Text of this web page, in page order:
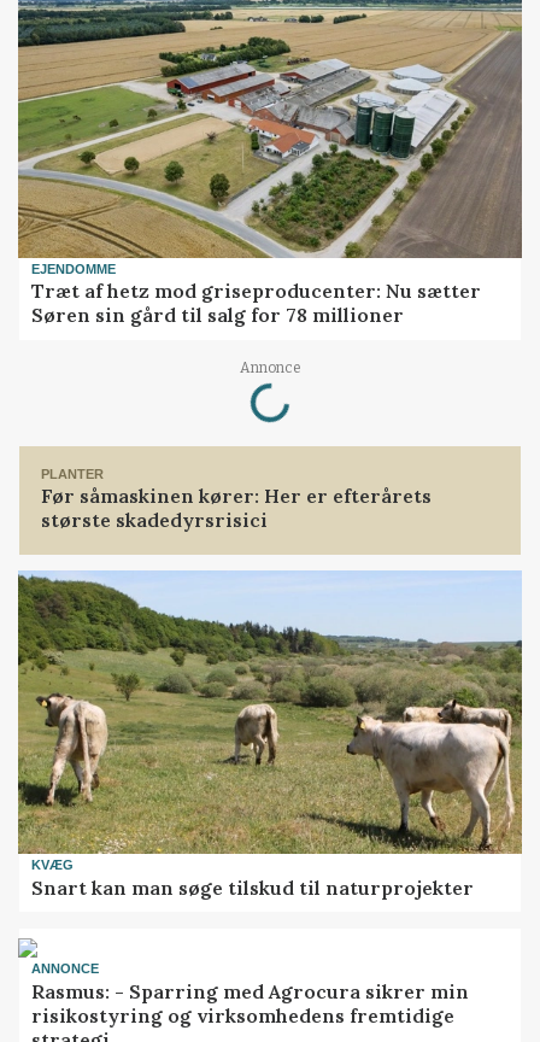
EJENDOMME
Træt af hetz mod griseproducenter: Nu sætter
Søren sin gård til salg for 78 millioner
Annonce
Loading...
PLANTER
Før såmaskinen kører: Her er efterårets
største skadedyrsrisici
KVÆG
Snart kan man søge tilskud til naturprojekter
ANNONCE
Rasmus: - Sparring med Agrocura sikrer min
risikostyring og virksomhedens fremtidige